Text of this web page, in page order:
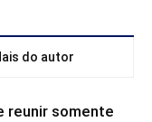
do autor
reunir somente